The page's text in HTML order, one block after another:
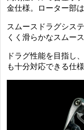
金仕様。ローター部
スムースドラグシス
くく滑らかなスムー
ドラグ性能を目指し
も十分対応できる仕